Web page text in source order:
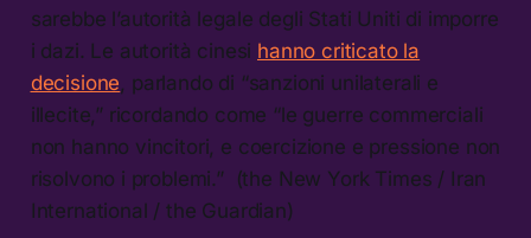
sarebbe l’autorità legale degli Stati Uniti di imporre
i dazi. Le autorità cinesi hanno criticato la
decisione , parlando di “sanzioni unilaterali e
illecite,” ricordando come “le guerre commerciali
non hanno vincitori, e coercizione e pressione non
risolvono i problemi.” (the New York Times / Iran
International / the Guardian)